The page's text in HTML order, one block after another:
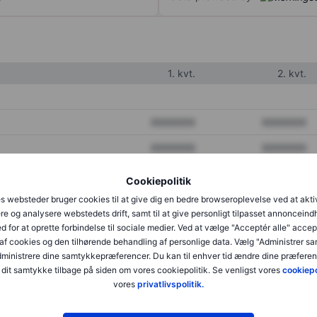
Cookiepolitik
websteder bruger cookies til at give dig en bedre browseroplevelse ved at
og analysere webstedets drift, samt til at give personligt tilpasset
for at oprette forbindelse til sociale medier. Ved at vælge "Acceptér alle"
cookies og den tilhørende behandling af personlige data. Vælg "Administrer
dine samtykkepræferencer. Du kan til enhver tid ændre dine
samtykke tilbage på siden om vores cookiepolitik. Se venligst vores
vores privatlivspolitik.
1. kvt. 2. kvt.
XXXXXXX XXXXXXX
XXXXXXX